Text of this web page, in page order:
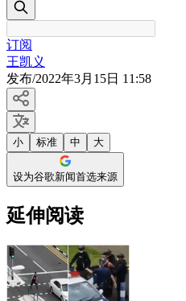
订阅
王凯义
发布/2022年3月15日 11:58
小 标准 中 大
设为谷歌新闻首选来源
延伸阅读